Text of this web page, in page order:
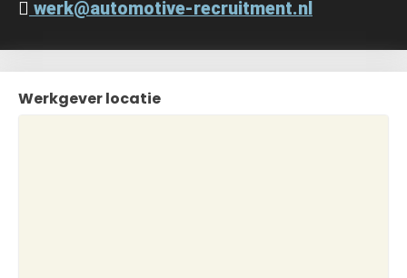
werk@automotive-recruitment.nl
Werkgever locatie